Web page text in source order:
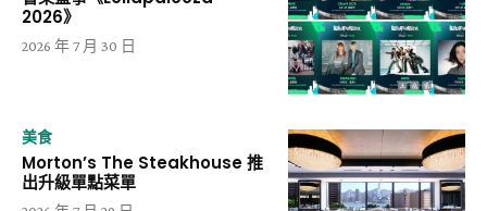
2026》
2026 年 7 月 30 日
美食
Morton’s The Steakhouse 推
出升級單點菜單